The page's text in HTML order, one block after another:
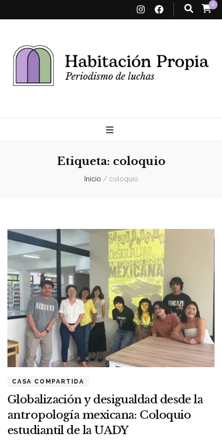
0
Propia
Etiqueta: coloquio
Inicio / coloquio
CASA COMPARTIDA
Globalización y desigualdad desde la
antropología mexicana: Coloquio
estudiantil de la UADY